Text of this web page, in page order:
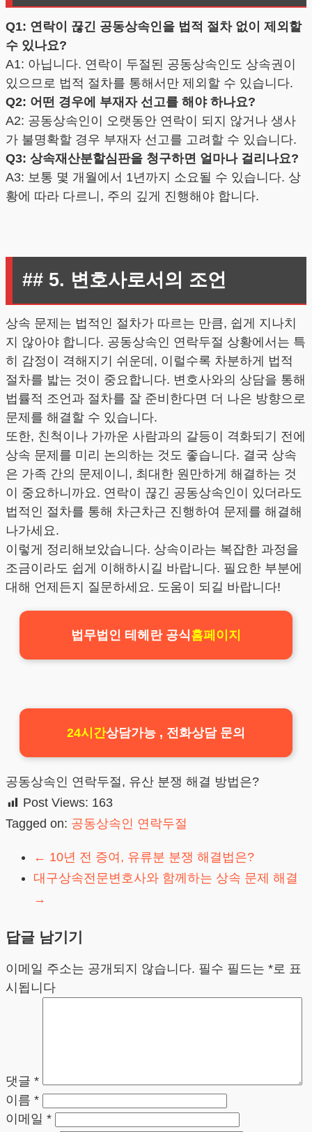
Q1: 연락이 끊긴 공동상속인을 법적 절차 없이 제외할
수 있나요?
A1: 아닙니다. 연락이 두절된 공동상속인도 상속권이
있으므로 법적 절차를 통해서만 제외할 수 있습니다.
Q2: 어떤 경우에 부재자 선고를 해야 하나요?
A2: 공동상속인이 오랫동안 연락이 되지 않거나 생사
가 불명확할 경우 부재자 선고를 고려할 수 있습니다.
Q3: 상속재산분할심판을 청구하면 얼마나 걸리나요?
A3: 보통 몇 개월에서 1년까지 소요될 수 있습니다. 상
황에 따라 다르니, 주의 깊게 진행해야 합니다.
## 5. 변호사로서의 조언
상속 문제는 법적인 절차가 따르는 만큼, 쉽게 지나치
지 않아야 합니다. 공동상속인 연락두절 상황에서는 특
히 감정이 격해지기 쉬운데, 이럴수록 차분하게 법적
절차를 밟는 것이 중요합니다. 변호사와의 상담을 통해
법률적 조언과 절차를 잘 준비한다면 더 나은 방향으로
문제를 해결할 수 있습니다.
또한, 친척이나 가까운 사람과의 갈등이 격화되기 전에
상속 문제를 미리 논의하는 것도 좋습니다. 결국 상속
은 가족 간의 문제이니, 최대한 원만하게 해결하는 것
이 중요하니까요. 연락이 끊긴 공동상속인이 있더라도
법적인 절차를 통해 차근차근 진행하여 문제를 해결해
나가세요.
이렇게 정리해보았습니다. 상속이라는 복잡한 과정을
조금이라도 쉽게 이해하시길 바랍니다. 필요한 부분에
대해 언제든지 질문하세요. 도움이 되길 바랍니다!
법무법인 테헤란 공식홈페이지
24시간상담가능 , 전화상담 문의
공동상속인 연락두절, 유산 분쟁 해결 방법은?
Post Views: 163
Tagged on: 공동상속인 연락두절
← 10년 전 증여, 유류분 분쟁 해결법은?
대구상속전문변호사와 함께하는 상속 문제 해결
→
답글 남기기
이메일 주소는 공개되지 않습니다. 필수 필드는 *로 표
시됩니다
댓글 *
이름 *
이메일 *